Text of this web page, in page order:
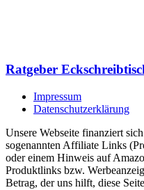
Ratgeber
Impressum
Datenschutzerklärung
Unsere Webseite finanziert
sogenannten Affiliate Links
oder einem Hinweis auf
Produktlinks bzw.
Betrag, der uns hilft, diese